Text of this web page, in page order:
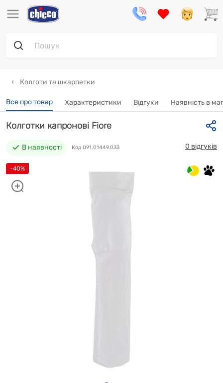
Колготи та шкарпетки
Все про товар Характеристики Відгуки Наявність в
-40%
Колготки капронові Fiore
В наявності Код 091.01449.033 0 відгуків